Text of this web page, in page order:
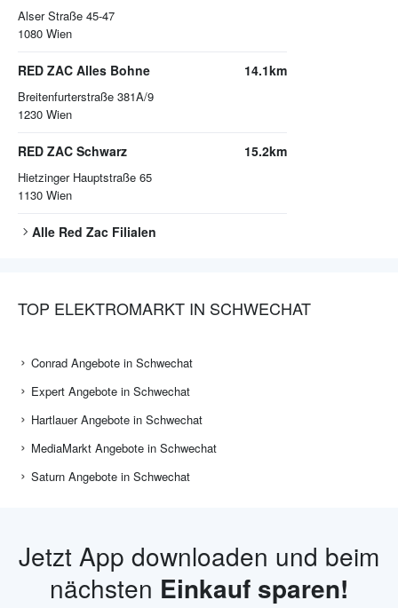
Alser Straße 45-47
1080 Wien
RED ZAC Alles Bohne
Breitenfurterstraße 381A/9
1230 Wien
14.1km
RED ZAC Schwarz
Hietzinger Hauptstraße 65
1130 Wien
15.2km
Alle Red Zac Filialen
TOP ELEKTROMARKT IN SCHWECHAT
Conrad Angebote in Schwechat
Expert Angebote in Schwechat
Hartlauer Angebote in Schwechat
MediaMarkt Angebote in Schwechat
Saturn Angebote in Schwechat
Jetzt App downloaden und beim
nächsten Einkauf sparen!